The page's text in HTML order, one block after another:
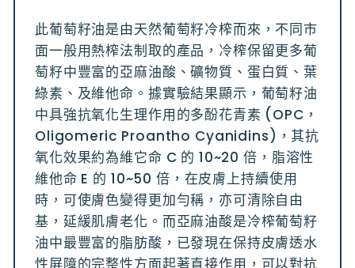
此葡萄籽油是由天然葡萄籽冷榨而來，不同市
面一般用熱榨法制取的產品，冷榨保留更多葡
萄籽中豐富的亞麻油酸、礦物質、蛋白質、葉
綠素、及維他命。據實驗結果顯示，葡萄籽油
中具強抗氧化生理作用的多酚花青素 (OPC，
Oligomeric Proantho Cyanidins)，其抗
氧化效果約為維它命 C 的 10~20 倍，脂溶性
維他命 E 的 10~50 倍，在皮膚上持續使用
時，可使膚色變得更加勻稱，亦可清除自由
基，延緩肌膚老化。而亞麻油酸是冷榨葡萄籽
油中最豐富的脂肪酸，已發現在保持皮膚透水